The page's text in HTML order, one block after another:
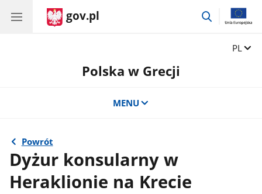
gov.pl
przejdź
Zmień
PL
Polska w Grecji
MENU
Powrót
Dyżur konsularny w
Heraklionie na Krecie